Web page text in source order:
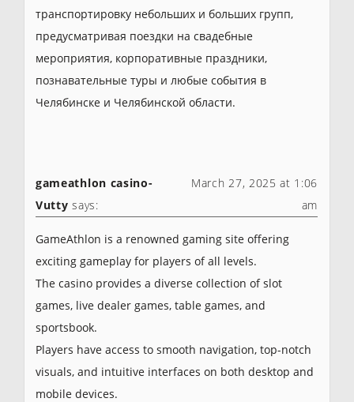
транспортировку небольших и больших групп,
предусматривая поездки на свадебные
мероприятия, корпоративные праздники,
познавательные туры и любые события в
Челябинске и Челябинской области.
gameathlon casino-
Vutty says:
March 27, 2025 at 1:06
am
GameAthlon is a renowned gaming site offering
exciting gameplay for players of all levels.
The casino provides a diverse collection of slot
games, live dealer games, table games, and
sportsbook.
Players have access to smooth navigation, top-notch
visuals, and intuitive interfaces on both desktop and
mobile devices.